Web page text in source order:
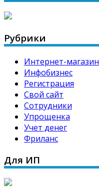
Рубрики
Интернет-магазин
Инфобизнес
Регистрация
Свой сайт
Сотрудники
Упрощенка
Учет денег
Фриланс
Для ИП